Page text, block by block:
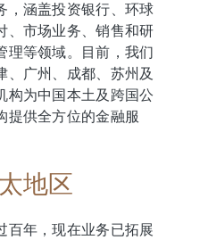
，涵盖投资银行、环球
、市场业务、销售和研
理等领域。目前，我们
、广州、成都、苏州及
构为中国本土及跨国公
提供全方位的金融服
地区
百年，现在业务已拓展